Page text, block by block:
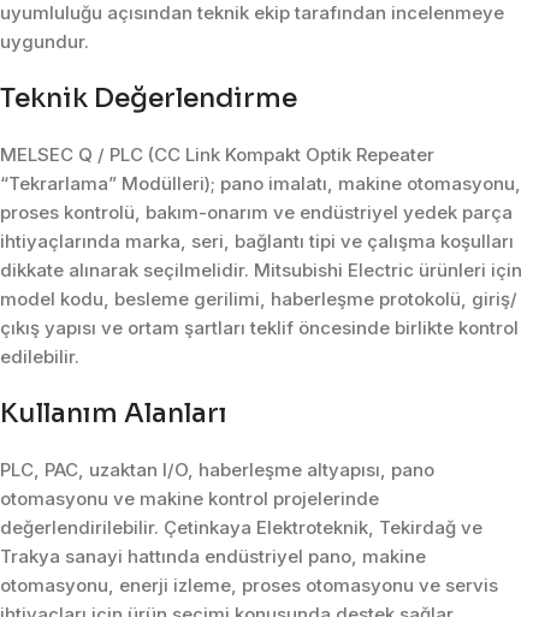
uyumluluğu açısından teknik ekip tarafından incelenmeye
uygundur.
Teknik Değerlendirme
MELSEC Q / PLC (CC Link Kompakt Optik Repeater
“Tekrarlama” Modülleri); pano imalatı, makine otomasyonu,
proses kontrolü, bakım-onarım ve endüstriyel yedek parça
ihtiyaçlarında marka, seri, bağlantı tipi ve çalışma koşulları
dikkate alınarak seçilmelidir. Mitsubishi Electric ürünleri için
model kodu, besleme gerilimi, haberleşme protokolü, giriş/
çıkış yapısı ve ortam şartları teklif öncesinde birlikte kontrol
edilebilir.
Kullanım Alanları
PLC, PAC, uzaktan I/O, haberleşme altyapısı, pano
otomasyonu ve makine kontrol projelerinde
değerlendirilebilir. Çetinkaya Elektroteknik, Tekirdağ ve
Trakya sanayi hattında endüstriyel pano, makine
otomasyonu, enerji izleme, proses otomasyonu ve servis